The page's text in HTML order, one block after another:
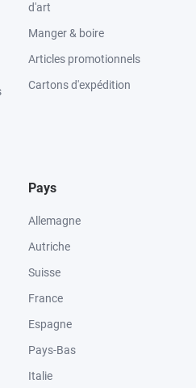
d'art
Manger & boire
Articles promotionnels
Cartons d'expédition
Pays
Allemagne
Autriche
Suisse
France
Espagne
Pays-Bas
Italie